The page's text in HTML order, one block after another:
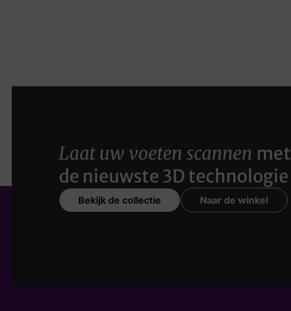
Laat uw voeten scannen met
de nieuwste 3D technologie
Bekijk de collectie Naar de winkel